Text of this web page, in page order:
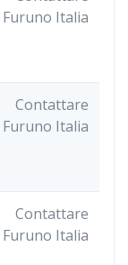
Furuno Italia
Contattare
Furuno Italia
Contattare
Furuno Italia